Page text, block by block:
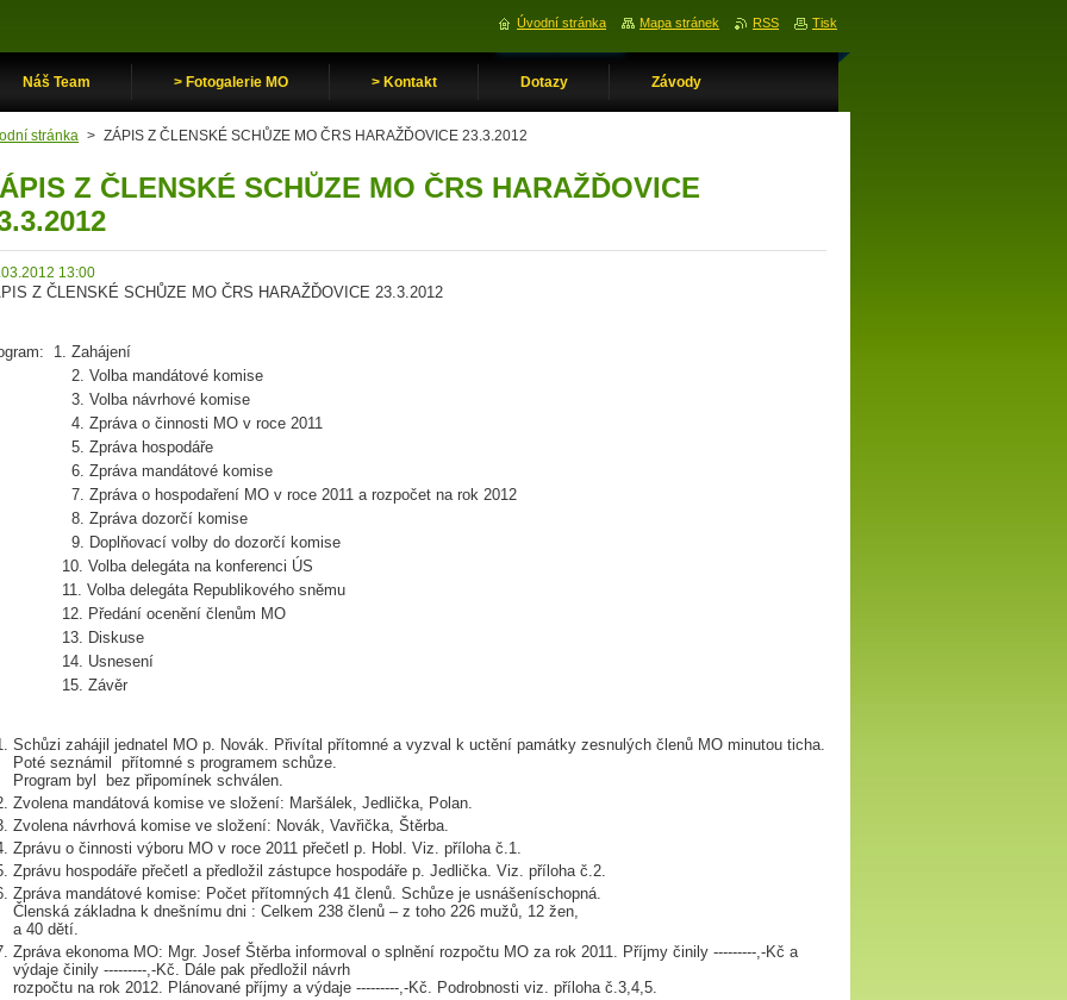
Náš Team > Fotogalerie MO > Kontakt Dotazy Závody
stránka > ZÁPIS Z ČLENSKÉ SCHŮZE MO ČRS HARAŽĎOVICE 23.3.2012
Z ČLENSKÉ SCHŮZE MO ČRS HARAŽĎOVICE
13:00
Z ČLENSKÉ SCHŮZE MO ČRS HARAŽĎOVICE 23.3.2012
1. Zahájení
Volba mandátové komise
Volba návrhové komise
Zpráva o činnosti MO v roce 2011
Zpráva hospodáře
Zpráva mandátové komise
Zpráva o hospodaření MO v roce 2011 a rozpočet na rok 2012
Zpráva dozorčí komise
Doplňovací volby do dozorčí komise
Volba delegáta na konferenci ÚS
Volba delegáta Republikového sněmu
Předání ocenění členům MO
Diskuse
Usnesení
Závěr
Schůzi zahájil jednatel MO p. Novák. Přivítal přítomné a vyzval k uctění památky zesnulých členů MO minutou ticha.
Poté seznámil přítomné s programem schůze.
Program byl bez připomínek schválen.
Zvolena mandátová komise ve složení: Maršálek, Jedlička, Polan.
Zvolena návrhová komise ve složení: Novák, Vavřička, Štěrba.
Zprávu o činnosti výboru MO v roce 2011 přečetl p. Hobl. Viz. příloha č.1.
Zprávu hospodáře přečetl a předložil zástupce hospodáře p. Jedlička. Viz. příloha č.2.
Zpráva mandátové komise: Počet přítomných 41 členů. Schůze je usnášeníschopná.
Členská základna k dnešnímu dni : Celkem 238 členů – z toho 226 mužů, 12 žen,
a 40 dětí.
Zpráva ekonoma MO: Mgr. Josef Štěrba informoval o splnění rozpočtu MO za rok 2011. Příjmy činily ---------,-Kč a
výdaje činily ---------,-Kč. Dále pak předložil návrh
rozpočtu na rok 2012. Plánované příjmy a výdaje ---------,-Kč. Podrobnosti viz. příloha č.3,4,5.
Úvodní stránka Mapa stránek RSS Tisk